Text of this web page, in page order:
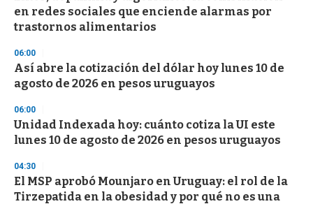
o
f
3
s
e
c
o
d
s
en redes sociales que enciende alarmas por
trastornos alimentarios
06:00
Así abre la cotización del dólar hoy lunes 10 de
agosto de 2026 en pesos uruguayos
06:00
Unidad Indexada hoy: cuánto cotiza la UI este
lunes 10 de agosto de 2026 en pesos uruguayos
04:30
El MSP aprobó Mounjaro en Uruguay: el rol de la
Tirzepatida en la obesidad y por qué no es una